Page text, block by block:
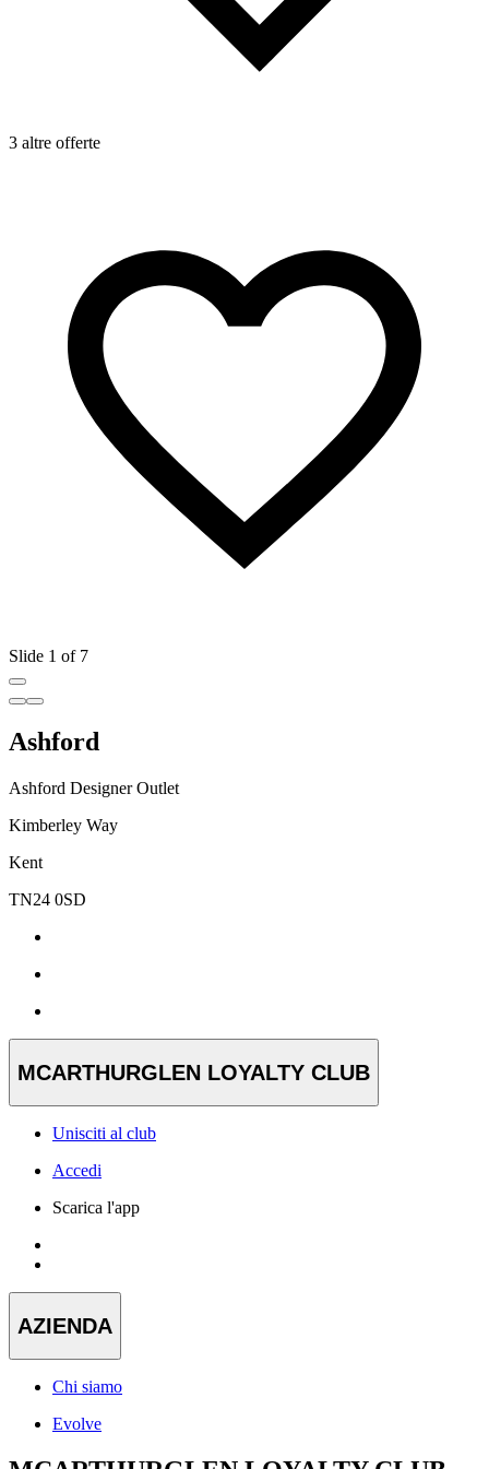
3 altre offerte
Slide 1 of 7
Ashford
Ashford Designer Outlet
Kimberley Way
Kent
TN24 0SD
MCARTHURGLEN LOYALTY CLUB
Unisciti al club
Accedi
Scarica l'app
AZIENDA
Chi siamo
Evolve